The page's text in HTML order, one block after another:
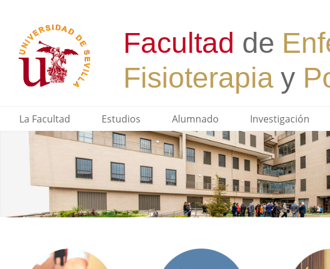
La Facultad Estudios Alumnado Investigación